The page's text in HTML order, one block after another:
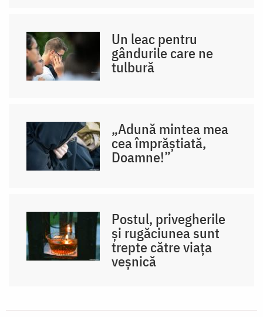
Un leac pentru
gândurile care ne
tulbură
„Adună mintea mea
cea împrăștiată,
Doamne!”
Postul, privegherile
și rugăciunea sunt
trepte către viața
veșnică